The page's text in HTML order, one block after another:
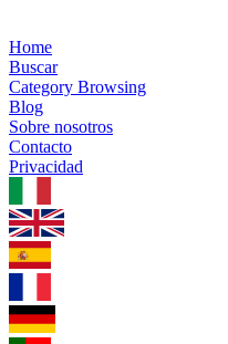
Home
Buscar
Category Browsing
Blog
Sobre nosotros
Contacto
Privacidad